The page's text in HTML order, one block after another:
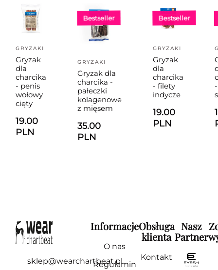
GRYZAKI
Gryzak
dla
charcika
- penis
wołowy
cięty
19.00
PLN
Bestseller
GRYZAKI
Gryzak dla
charcika -
pałeczki
kolagenowe
z mięsem
35.00
PLN
Bestseller
GRYZAKI
Gryzak
dla
charcika
- filety
indycze
19.00
PLN
sklep@wearchartbeat.pl
Informacje
O nas
Regulamin
Obsługa
klienta
Kontakt
Nasz
Partner